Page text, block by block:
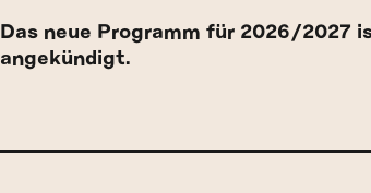
Das neue Programm für 2026/2027
angekündigt.